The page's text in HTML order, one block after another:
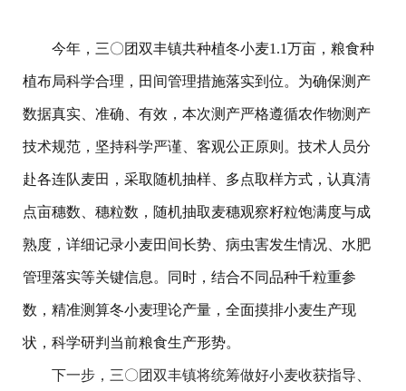
今年，三〇团双丰镇共种植冬小麦1.1万亩，粮食种
植布局科学合理，田间管理措施落实到位。为确保测产
数据真实、准确、有效，本次测产严格遵循农作物测产
技术规范，坚持科学严谨、客观公正原则。技术人员分
赴各连队麦田，采取随机抽样、多点取样方式，认真清
点亩穗数、穗粒数，随机抽取麦穗观察籽粒饱满度与成
熟度，详细记录小麦田间长势、病虫害发生情况、水肥
管理落实等关键信息。同时，结合不同品种千粒重参
数，精准测算冬小麦理论产量，全面摸排小麦生产现
状，科学研判当前粮食生产形势。
下一步，三〇团双丰镇将统筹做好小麦收获指导、